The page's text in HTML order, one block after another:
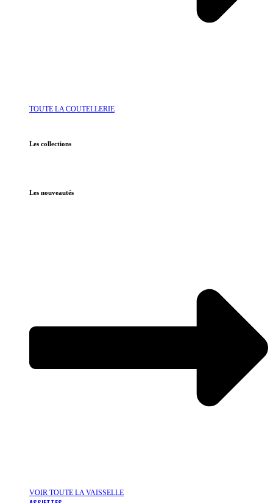
TOUTE LA COUTELLERIE
Les collections
Les nouveautés
VOIR TOUTE LA VAISSELLE